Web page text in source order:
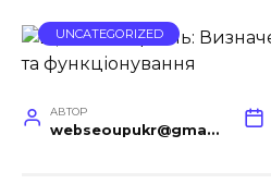
UNCATEGORIZED
АВТОР
webseoupukr@gmail.com